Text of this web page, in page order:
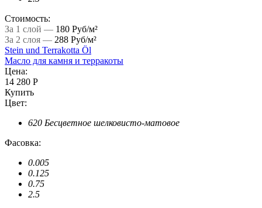
Стоимость:
За 1 слой — 180 Руб/м²
За 2 слоя — 288 Руб/м²
Stein und Terrakotta Öl
Масло для камня и терракоты
Цена:
14 280 Р
Купить
Цвет:
620 Бесцветное шелковисто-матовое
Фасовка:
0.005
0.125
0.75
2.5